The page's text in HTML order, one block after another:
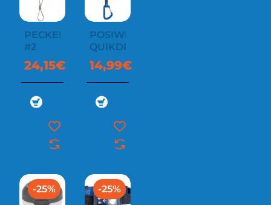
PECKER
#2
24,15€
POSIWIRE
QUIKDRAW
14,99€
-25% -25%